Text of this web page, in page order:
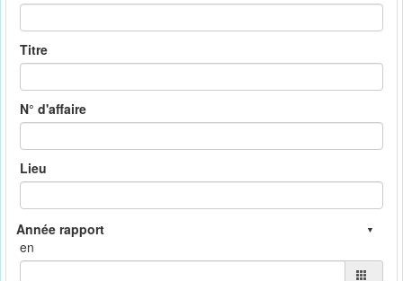
Titre
N° d'affaire
Lieu
en